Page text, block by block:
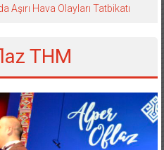
Aşırı Hava Olayları Tatbikatı
THM